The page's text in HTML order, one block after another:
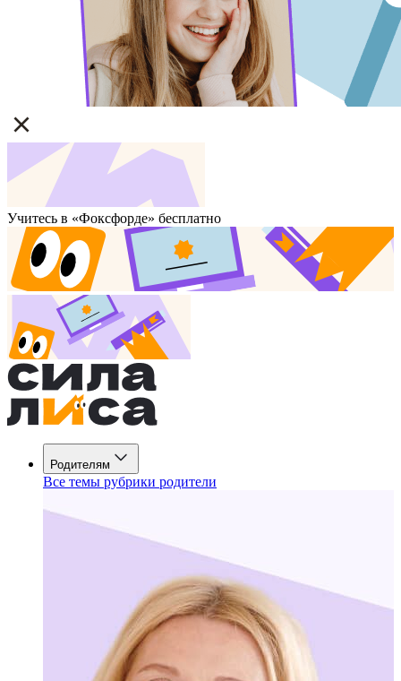
Учитесь в «Фоксфорде» бесплатно
Родителям
Все темы рубрики родители